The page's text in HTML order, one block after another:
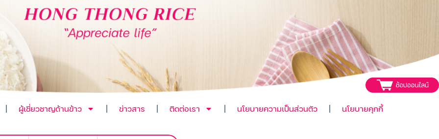
ผู้เชี่ยวชาญด้านข้าว ข่าวสาร ติดต่อเรา นโยบายความเป็นส่วนตัว นโยบายคุกกี้